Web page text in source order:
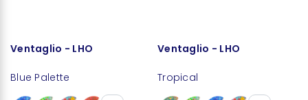
Ventaglio - LHO
Blue Palette
Ventaglio - LHO
Tropical